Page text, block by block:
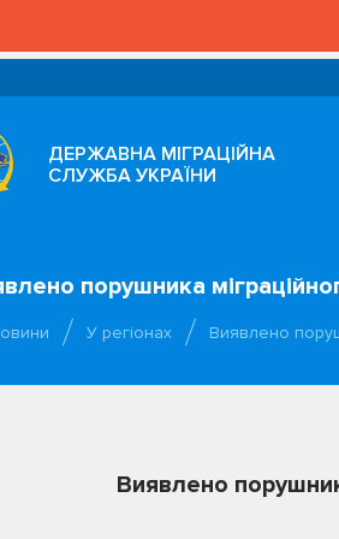
ДЕРЖАВНА МІГРАЦІЙНА
СЛУЖБА УКРАЇНИ
порушника
У регіонах Виявлено
Виявлено